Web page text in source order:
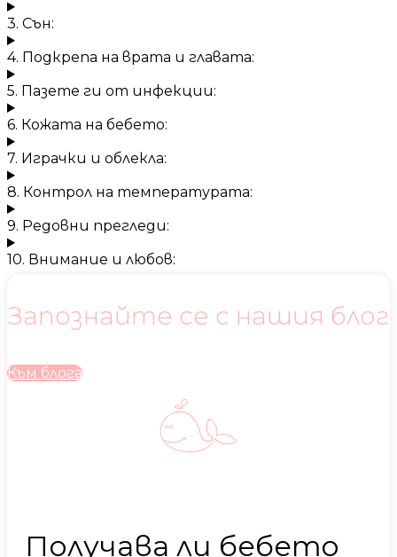
3. Сън:
4. Подкрепа на врата и главата:
5. Пазете ги от инфекции:
6. Кожата на бебето:
7. Играчки и облекла:
8. Контрол на температурата:
9. Редовни прегледи:
10. Внимание и любов:
Запознайте се с нашия блог
Към блога
Получава ли бебето